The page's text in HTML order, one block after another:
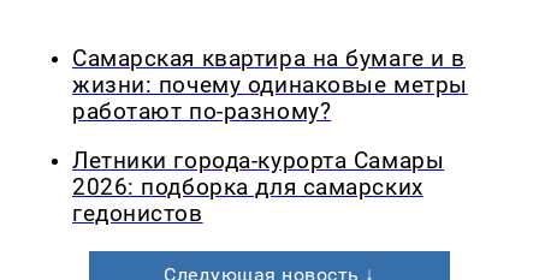
Самарская квартира на бумаге и в
жизни: почему одинаковые метры
работают по-разному?
Летники города-курорта Самары
2026: подборка для самарских
гедонистов
Следующая новость ↓